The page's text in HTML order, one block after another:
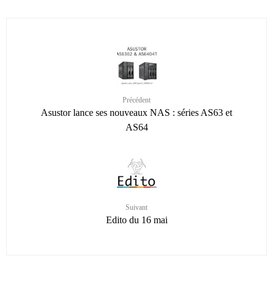
Précédent
Asustor lance ses nouveaux NAS : séries AS63 et
AS64
Suivant
Edito du 16 mai